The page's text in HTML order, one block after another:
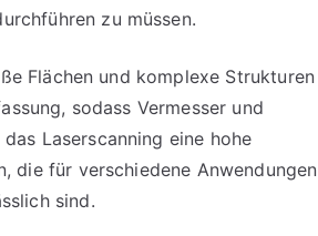
zu müssen.
Flächen und komplexe Strukturen
sodass Vermesser und
Laserscanning eine hohe
die für verschiedene Anwendungen
sind.